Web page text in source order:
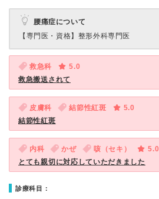
腰痛症について
【専門医・資格】 整形外科専門医
救急科
5.0
救急搬送されて
皮膚科 結節性紅斑
5.0
結節性紅斑
内科 かぜ 咳（セキ）
5.0
とても親切に対応していただきました
診療科目：